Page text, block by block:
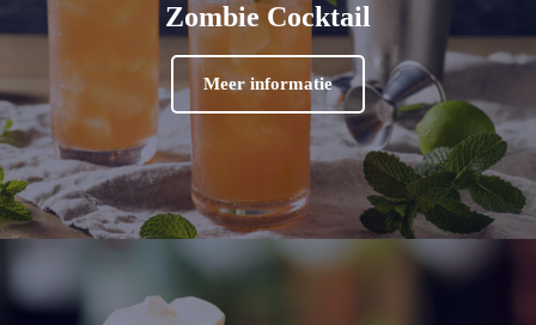
Zombie Cocktail
Meer informatie